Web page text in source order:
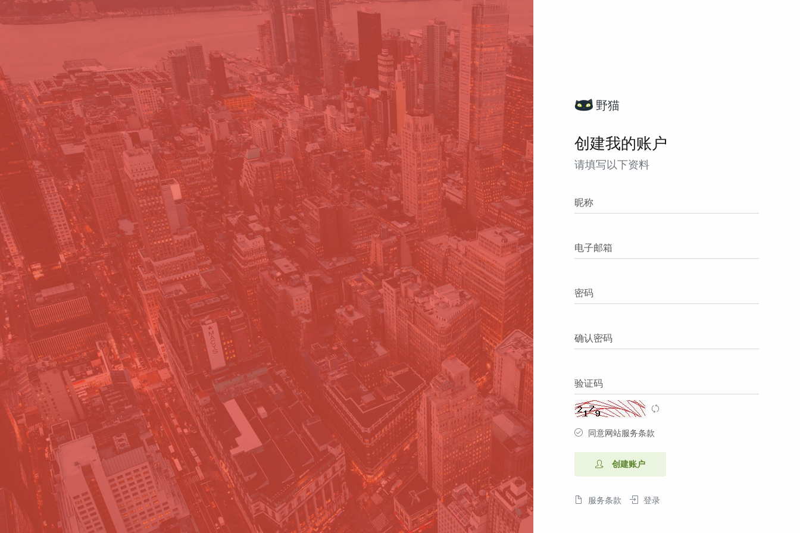
野猫
创建我的账户
请填写以下资料
昵称
电子邮箱
密码
确认密码
验证码
同意网站服务条款
创建账户
服务条款 登录